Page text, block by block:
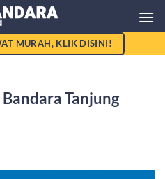
MURAH, KLIK DISINI!
Tanjung